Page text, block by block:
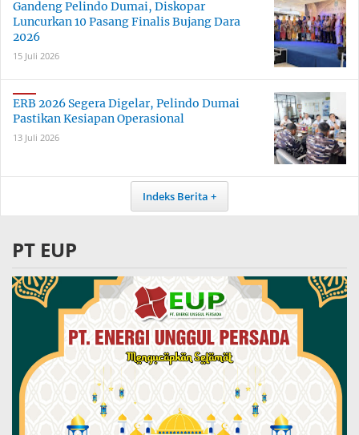
Gandeng Pelindo Dumai, Diskopar
Luncurkan 10 Pasang Finalis Bujang Dara
2026
15 Juli 2026
ERB 2026 Segera Digelar, Pelindo Dumai
Pastikan Kesiapan Operasional
13 Juli 2026
Indeks Berita
PT EUP